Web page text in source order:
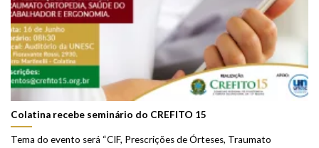
Colatina recebe seminário do CREFITO 15
Tema do evento será “CIF, Prescrições de Órteses, Traumato